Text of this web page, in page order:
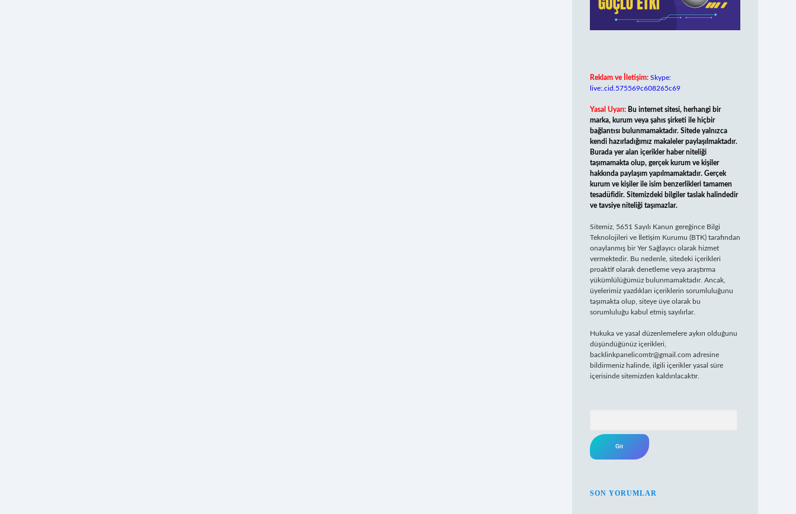
Reklam ve İletişim: Skype:
live:.cid.575569c608265c69
Yasal Uyarı: Bu internet sitesi, herhangi bir
marka, kurum veya şahıs şirketi ile hiçbir
bağlantısı bulunmamaktadır. Sitede yalnızca
kendi hazırladığımız makaleler paylaşılmaktadır.
Burada yer alan içerikler haber niteliği
taşımamakta olup, gerçek kurum ve kişiler
hakkında paylaşım yapılmamaktadır. Gerçek
kurum ve kişiler ile isim benzerlikleri tamamen
tesadüfidir. Sitemizdeki bilgiler taslak halindedir
ve tavsiye niteliği taşımazlar.
Sitemiz, 5651 Sayılı Kanun gereğince Bilgi
Teknolojileri ve İletişim Kurumu (BTK) tarafından
onaylanmış bir Yer Sağlayıcı olarak hizmet
vermektedir. Bu nedenle, sitedeki içerikleri
proaktif olarak denetleme veya araştırma
yükümlülüğümüz bulunmamaktadır. Ancak,
üyelerimiz yazdıkları içeriklerin sorumluluğunu
taşımakta olup, siteye üye olarak bu
sorumluluğu kabul etmiş sayılırlar.
Hukuka ve yasal düzenlemelere aykırı olduğunu
düşündüğünüz içerikleri,
backlinkpanelicomtr@gmail.com adresine
bildirmeniz halinde, ilgili içerikler yasal süre
içerisinde sitemizden kaldırılacaktır.
SON YORUMLAR